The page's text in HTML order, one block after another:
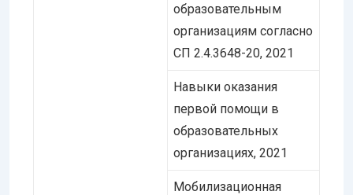
образовательным
организациям согласно
СП 2.4.3648-20, 2021
Навыки оказания
первой помощи в
образовательных
организациях, 2021
Мобилизационная